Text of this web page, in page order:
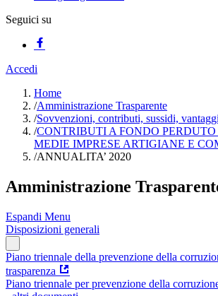
Seguici su
Accedi
Home
/Amministrazione Trasparente
/Sovvenzioni, contributi, sussidi,
/CONTRIBUTI A FONDO PERDUTO
MEDIE IMPRESE ARTIGIANE E
/ANNUALITA’ 2020
Amministrazione
Espandi Menu
Disposizioni generali
Piano triennale della prevenzione della
trasparenza
Piano triennale per prevenzione della